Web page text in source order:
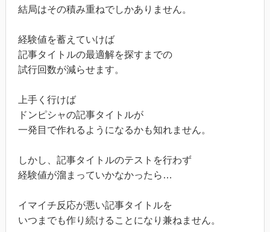
結局はその積み重ねでしかありません。
経験値を蓄えていけば
記事タイトルの最適解を探すまでの
試行回数が減らせます。
上手く行けば
ドンピシャの記事タイトルが
一発目で作れるようになるかも知れません。
しかし、記事タイトルのテストを行わず
経験値が溜まっていかなかったら…
イマイチ反応が悪い記事タイトルを
いつまでも作り続けることになり兼ねません。